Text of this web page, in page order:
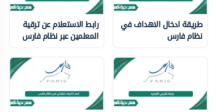
طريقة ادخال الاهداف في
نظام فارس
رابط الاستعلام عن ترقية
المعلمين عبر نظام فارس